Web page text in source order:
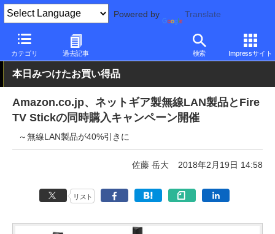
Powered by Translate
カテゴリ 過去記事 検索 Impressサイト
PC Watch 半導体/周辺機器 NETGEAR
本日みつけたお買い得品
Amazon.co.jp、ネットギア製無線LAN製品とFire
TV Stickの同時購入キャンペーン開催
～無線LAN製品が40%引きに
佐藤 岳大 2018年2月19日 14:58
リスト